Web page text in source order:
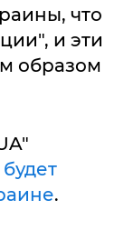
что
и эти
образом
.